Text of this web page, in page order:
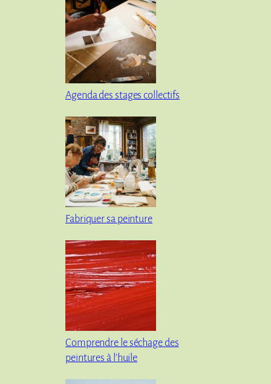
Agenda des stages collectifs
Fabriquer sa peinture
Comprendre le séchage des
peintures à l’huile